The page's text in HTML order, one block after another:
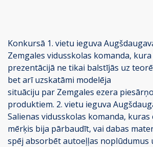
Konkursā 1. vietu ieguva
Zemgales vidusskolas komanda,
prezentācijā ne tikai balstījās uz
bet arī uzskatāmi modelēja
situāciju par Zemgales ezera
produktiem. 2. vietu ieguva
Salienas vidusskolas komanda,
mērķis bija pārbaudīt, vai dabas
spēj absorbēt autoeļļas noplūdumus